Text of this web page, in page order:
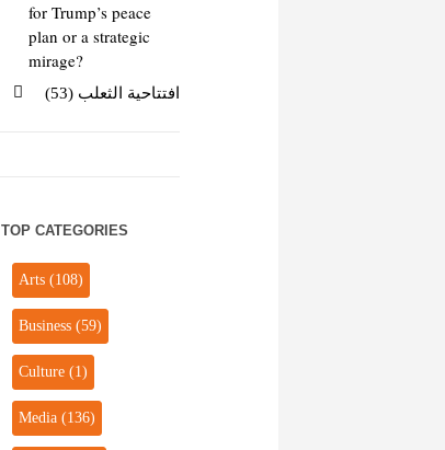
for Trump’s peace
plan or a strategic
mirage?
افتتاحية الثعلب (53)
TOP CATEGORIES
Arts(108)
Business(59)
Culture(1)
Media(136)